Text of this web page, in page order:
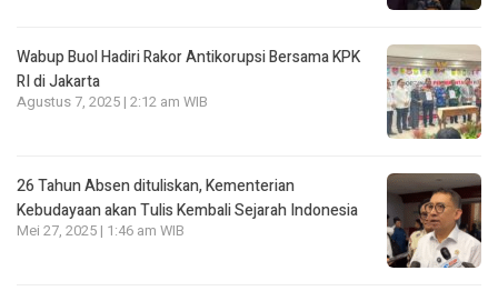
Wabup Buol Hadiri Rakor Antikorupsi Bersama KPK
RI di Jakarta
Agustus 7, 2025 | 2:12 am WIB
26 Tahun Absen dituliskan, Kementerian
Kebudayaan akan Tulis Kembali Sejarah Indonesia
Mei 27, 2025 | 1:46 am WIB